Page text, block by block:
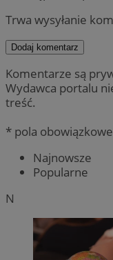
Trwa wysyłanie
Dodaj komentarz
Komentarze są
Wydawca portalu
treść.
* pola obowiązkowe
Najnowsze
Popularne
N